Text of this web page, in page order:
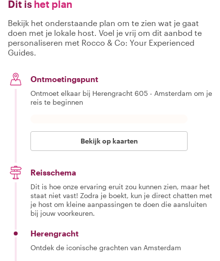
Dit is het plan
Bekijk het onderstaande plan om te zien wat je gaat
doen met je lokale host. Voel je vrij om dit aanbod te
personaliseren met Rocco & Co: Your Experienced
Guides.
Ontmoetingspunt
Ontmoet elkaar bij Herengracht 605 - Amsterdam om je
reis te beginnen
Bekijk op kaarten
Reisschema
Dit is hoe onze ervaring eruit zou kunnen zien, maar het
staat niet vast! Zodra je boekt, kun je direct chatten met
je host om kleine aanpassingen te doen die aansluiten
bij jouw voorkeuren.
Herengracht
Ontdek de iconische grachten van Amsterdam